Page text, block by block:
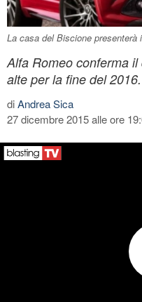
La casa del Biscione presenterà
Alfa Romeo conferma
alte per la fine del 2016.
diAndrea Sica
27 dicembre 2015 alle ore